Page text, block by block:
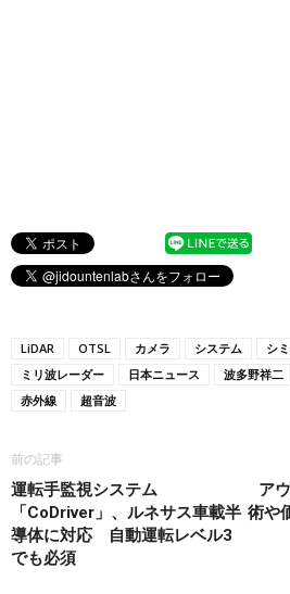
LiDAR OTSL カメラ システム シ
ミリ波レーダー
日本ニュース 波多野祥二
赤外線
超音波
前の記事
運転手監視システム
「CoDriver」、ルネサス車載半
導体に対応 自動運転レベル3
でも必須
ア
術や